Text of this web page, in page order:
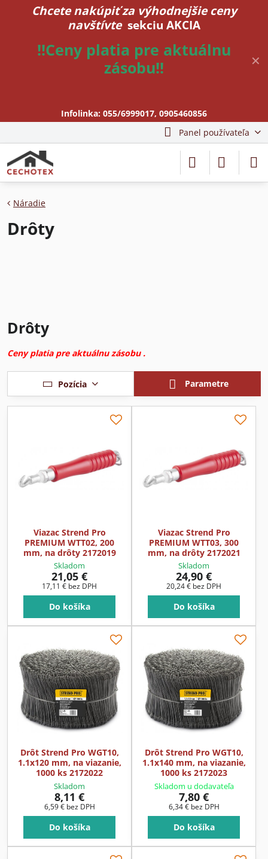
✕
Chcete nakúpiť za výhodnejšie ceny
navštívte sekciu AKCIA
!!Ceny platia pre aktuálnu
zásobu!!
Infolinka: 055/6999017, 0905460856
Panel používateľa
Náradie
Drôty
Drôty
Ceny platia pre aktuálnu zásobu .
Pozícia Parametre
Viazac Strend Pro
PREMIUM WTT02, 200
mm, na drôty 2172019
Skladom
21,05 €
17,11 € bez DPH
Do košíka
Viazac Strend Pro
PREMIUM WTT03, 300
mm, na drôty 2172021
Skladom
24,90 €
20,24 € bez DPH
Do košíka
Drôt Strend Pro WGT10,
1.1x120 mm, na viazanie,
1000 ks 2172022
Skladom
8,11 €
6,59 € bez DPH
Do košíka
Drôt Strend Pro WGT10,
1.1x140 mm, na viazanie,
1000 ks 2172023
Skladom u dodavateľa
7,80 €
6,34 € bez DPH
Do košíka